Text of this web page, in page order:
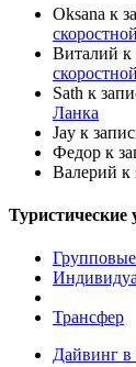
Oksana к
Виталий к
Sath к
Ланка
Jay к
Федор к
Валерий к
Туристические
Трансфер
Дайвинг в